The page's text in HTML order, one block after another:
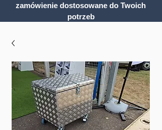
zamówienie dostosowane do Twoich
potrzeb